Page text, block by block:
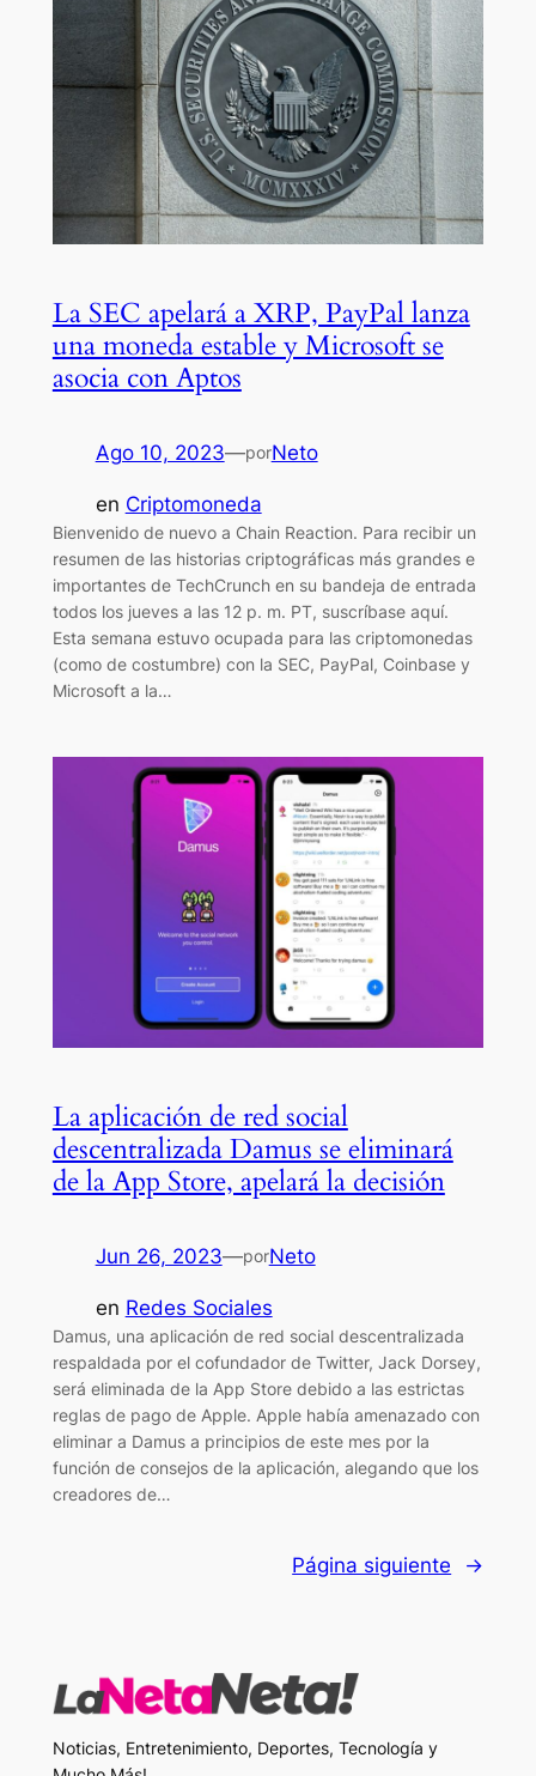
La SEC apelará a XRP, PayPal lanza
una moneda estable y Microsoft se
asocia con Aptos
Ago 10, 2023—porNeto
en Criptomoneda
Bienvenido de nuevo a Chain Reaction. Para recibir un
resumen de las historias criptográficas más grandes e
importantes de TechCrunch en su bandeja de entrada
todos los jueves a las 12 p. m. PT, suscríbase aquí.
Esta semana estuvo ocupada para las criptomonedas
(como de costumbre) con la SEC, PayPal, Coinbase y
Microsoft a la…
La aplicación de red social
descentralizada Damus se eliminará
de la App Store, apelará la decisión
Jun 26, 2023—porNeto
en Redes Sociales
Damus, una aplicación de red social descentralizada
respaldada por el cofundador de Twitter, Jack Dorsey,
será eliminada de la App Store debido a las estrictas
reglas de pago de Apple. Apple había amenazado con
eliminar a Damus a principios de este mes por la
función de consejos de la aplicación, alegando que los
creadores de…
Página siguiente →
Noticias, Entretenimiento, Deportes, Tecnología y